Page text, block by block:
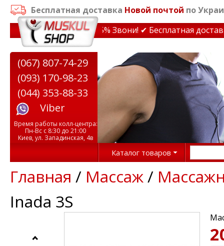
Бесплатная доставка Новой почтой по
на тренажеры до 15% Звони! ✔ Бесплатная доставка
(067) 807-74-29
(093) 170-98-23
(044) 353-88-33
Viber
Время работы колл-центра:
Пн-Вс с 8:30 до 21:00
Киев, ул. Западинская, 4в
Каталог товаров
Главная / Массаж/
Inada 3S